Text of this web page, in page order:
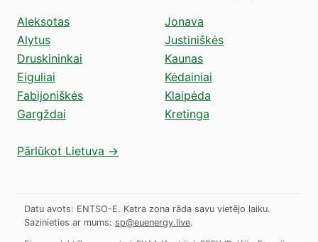
Aleksotas
Alytus
Druskininkai
Eiguliai
Fabijoniškės
Gargždai
Jonava
Justiniškės
Kaunas
Kėdainiai
Klaipėda
Kretinga
Pārlūkot Lietuva →
Datu avots: ENTSO-E. Katra zona rāda savu vietējo laiku.
Sazinieties ar mums: sp@euenergy.live.